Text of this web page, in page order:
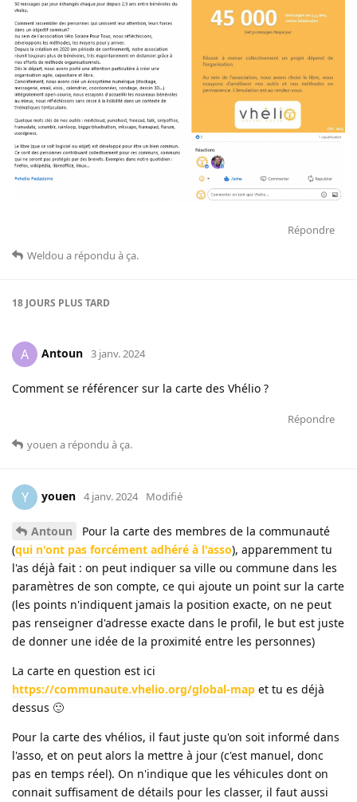
Répondre
Weldou a répondu à ça.
18 JOURS PLUS TARD
A Antoun 3 janv. 2024
Comment se référencer sur la carte des Vhélio ?
Répondre
youen a répondu à ça.
Y youen 4 janv. 2024 Modifié
Antoun
Pour la carte des membres de la communauté
(qui n'ont pas forcément adhéré à l'asso), apparemment tu
l'as déjà fait : on peut indiquer sa ville ou commune dans les
paramètres de son compte, ce qui ajoute un point sur la carte
(les points n'indiquent jamais la position exacte, on ne peut
pas renseigner d'adresse exacte dans le profil, le but est juste
de donner une idée de la proximité entre les personnes)
La carte en question est ici
https://communaute.vhelio.org/global-map et tu es déjà
dessus 🙂
Pour la carte des vhélios, il faut juste qu'on soit informé dans
l'asso, et on peut alors la mettre à jour (c'est manuel, donc
pas en temps réel). On n'indique que les véhicules dont on
connait suffisament de détails pour les classer, il faut aussi